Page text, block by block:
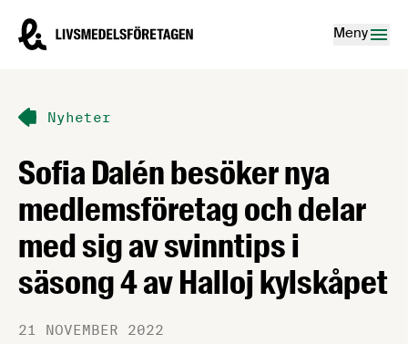
Livsmedelsföretagen – till startsidan
Meny
Nyheter
Sofia Dalén besöker nya
medlemsföretag och delar
med sig av svinntips i
säsong 4 av Halloj kylskåpet
21 NOVEMBER 2022